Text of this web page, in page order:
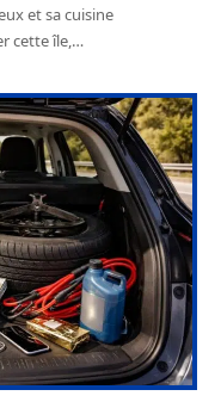
et sa cuisine
cette île,…